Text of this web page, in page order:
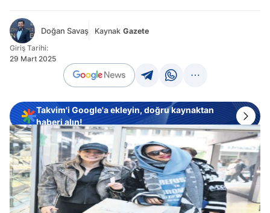
Doğan Savaş Kaynak Gazete
Giriş Tarihi:
29 Mart 2025
Takvim'i Google'a ekleyin, doğru kaynaktan
haberi alın!